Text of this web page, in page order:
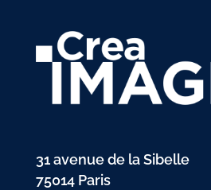
31 avenue de la Sibelle
75014 Paris